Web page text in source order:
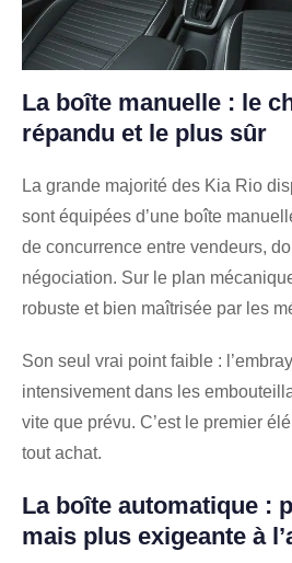
La boîte manuelle : le
répandu et le plus sûr
La grande majorité des Kia Rio
sont équipées d’une boîte
de concurrence entre vendeurs,
négociation. Sur le plan
robuste et bien maîtrisée par les
Son seul vrai point faible :
intensivement dans les
vite que prévu. C’est le premier
tout achat.
La boîte automatique :
mais plus exigeante à